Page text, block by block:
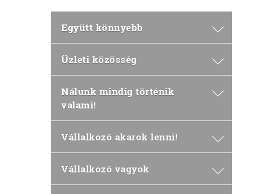
Együtt könnyebb
Üzleti közösség
Nálunk mindig történik
valami!
Vállalkozó akarok lenni!
Vállalkozó vagyok